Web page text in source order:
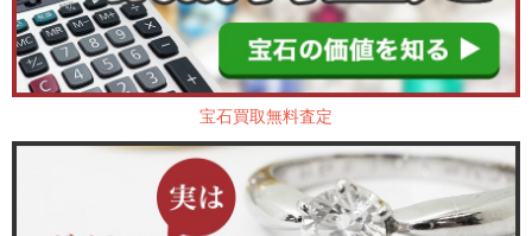
宝石買取無料査定